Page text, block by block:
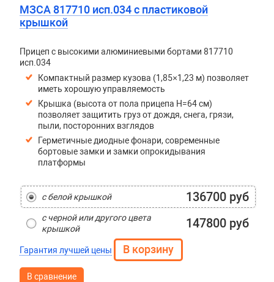
МЗСА 817710 исп.034 с пластиковой
крышкой
Прицеп с высокими алюминиевыми бортами 817710
исп.034
Компактный размер кузова (1,85×1,23 м) позволяет
иметь хорошую управляемость
Крышка (высота от пола прицепа H=64 см)
позволяет защитить груз от дождя, снега, грязи,
пыли, посторонних взглядов
Герметичные диодные фонари, современные
бортовые замки и замки опрокидывания
платформы
с белой крышкой 136700 руб
с черной или другого цвета
крышкой
147800 руб
Гарантия лучшей цены
В сравнение